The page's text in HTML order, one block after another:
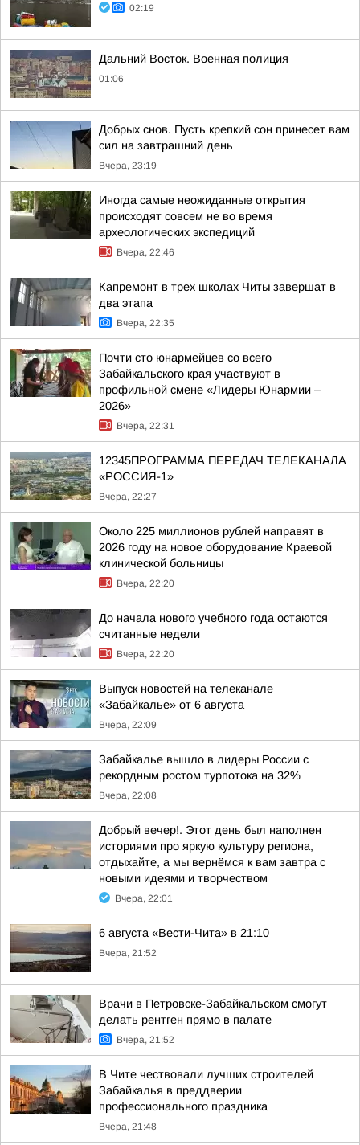
02:19
Дальний Восток. Военная полиция
01:06
Добрых снов. Пусть крепкий сон принесет вам
сил на завтрашний день
Вчера, 23:19
Иногда самые неожиданные открытия
происходят совсем не во время
археологических экспедиций
Вчера, 22:46
Капремонт в трех школах Читы завершат в
два этапа
Вчера, 22:35
Почти сто юнармейцев со всего
Забайкальского края участвуют в
профильной смене «Лидеры Юнармии –
2026»
Вчера, 22:31
12345ПРОГРАММА ПЕРЕДАЧ ТЕЛЕКАНАЛА
«РОССИЯ-1»
Вчера, 22:27
Около 225 миллионов рублей направят в
2026 году на новое оборудование Краевой
клинической больницы
Вчера, 22:20
До начала нового учебного года остаются
считанные недели
Вчера, 22:20
Выпуск новостей на телеканале
«Забайкалье» от 6 августа
Вчера, 22:09
Забайкалье вышло в лидеры России с
рекордным ростом турпотока на 32%
Вчера, 22:08
Добрый вечер!. Этот день был наполнен
историями про яркую культуру региона,
отдыхайте, а мы вернёмся к вам завтра с
новыми идеями и творчеством
Вчера, 22:01
6 августа «Вести-Чита» в 21:10
Вчера, 21:52
Врачи в Петровске-Забайкальском смогут
делать рентген прямо в палате
Вчера, 21:52
В Чите чествовали лучших строителей
Забайкалья в преддверии
профессионального праздника
Вчера, 21:48